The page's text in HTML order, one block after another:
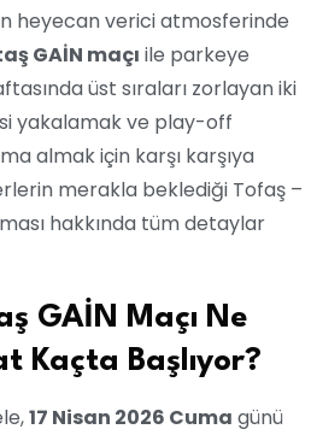
heyecan verici atmosferinde
GAİN maçı ile parkeye
üst sıraları zorlayan iki
yakalamak ve play-off
almak için karşı karşıya
merakla beklediği Tofaş –
hakkında tüm detaylar
GAİN Maçı Ne
Kaçta Başlıyor?
17 Nisan 2026 Cuma günü